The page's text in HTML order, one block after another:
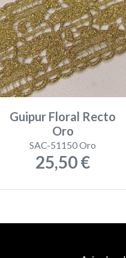
Guipur Floral Recto
Oro
SAC-51150 Oro
25,50 €